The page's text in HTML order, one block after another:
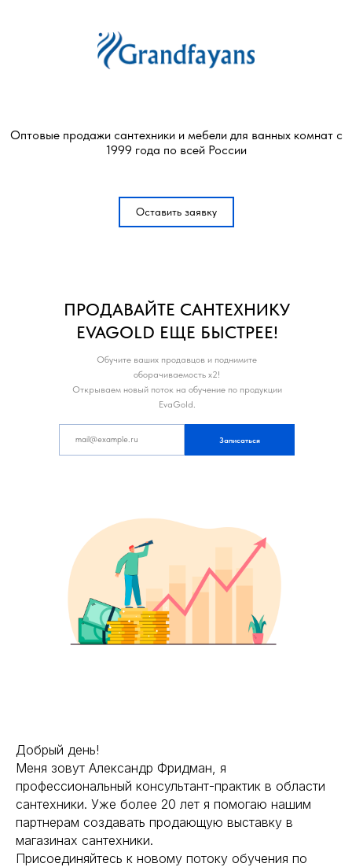
Оптовые продажи сантехники и мебели для ванных комнат с
1999 года по всей России
Оставить заявку
ПРОДАВАЙТЕ САНТЕХНИКУ
EVAGOLD ЕЩЕ БЫСТРЕЕ!
Обучите ваших продавцов и поднимите
оборачиваемость х2!
Открываем новый поток на обучение по продукции
EvaGold.
Записаться
Добрый день!
Меня зовут Александр Фридман, я
профессиональный консультант-практик в области
сантехники. Уже более 20 лет я помогаю нашим
партнерам создавать продающую выставку в
магазинах сантехники.
Присоединяйтесь к новому потоку обучения по